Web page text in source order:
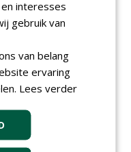
interesses
gebruik van
van belang
ervaring
Lees verder